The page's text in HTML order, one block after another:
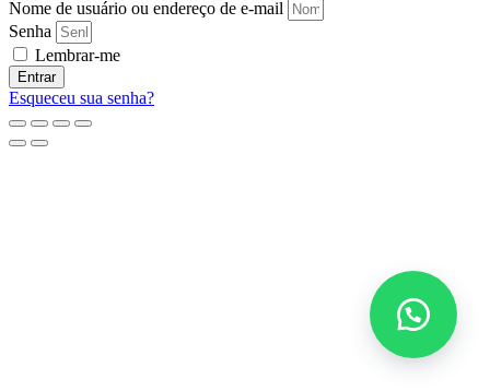
Nome de usuário ou endereço de e-mail
Senha
Lembrar-me
Entrar
Esqueceu sua senha?